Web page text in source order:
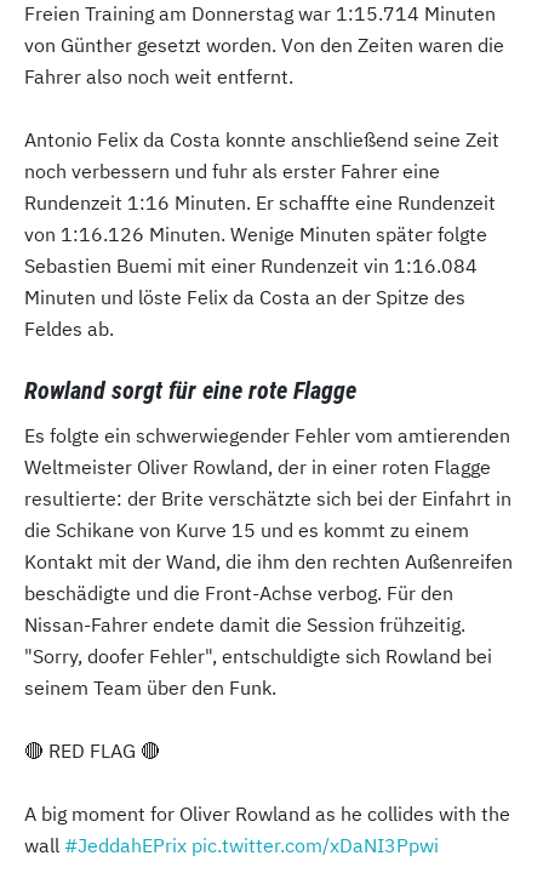
Freien Training am Donnerstag war 1:15.714 Minuten
von Günther gesetzt worden. Von den Zeiten waren die
Fahrer also noch weit entfernt.
Antonio Felix da Costa konnte anschließend seine Zeit
noch verbessern und fuhr als erster Fahrer eine
Rundenzeit 1:16 Minuten. Er schaffte eine Rundenzeit
von 1:16.126 Minuten. Wenige Minuten später folgte
Sebastien Buemi mit einer Rundenzeit vin 1:16.084
Minuten und löste Felix da Costa an der Spitze des
Feldes ab.
Rowland sorgt für eine rote Flagge
Es folgte ein schwerwiegender Fehler vom amtierenden
Weltmeister Oliver Rowland, der in einer roten Flagge
resultierte: der Brite verschätzte sich bei der Einfahrt in
die Schikane von Kurve 15 und es kommt zu einem
Kontakt mit der Wand, die ihm den rechten Außenreifen
beschädigte und die Front-Achse verbog. Für den
Nissan-Fahrer endete damit die Session frühzeitig.
"Sorry, doofer Fehler", entschuldigte sich Rowland bei
seinem Team über den Funk.
🔴 RED FLAG 🔴
A big moment for Oliver Rowland as he collides with the
wall #JeddahEPrix pic.twitter.com/xDaNI3Ppwi